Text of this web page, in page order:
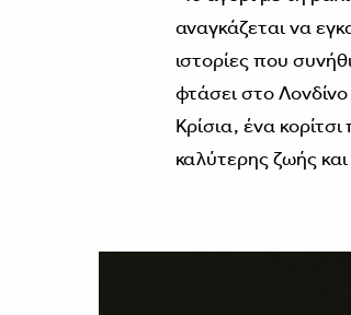
αναγκάζεται να
ιστορίες που
φτάσει στο
Κρίσια, ένα
καλύτερης ζωής